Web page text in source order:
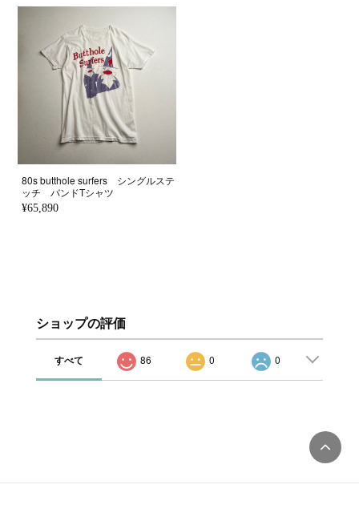
80s butthole surfers シングルステ
ッチ バンドTシャツ
¥65,890
ショップの評価
すべて 86 0 0